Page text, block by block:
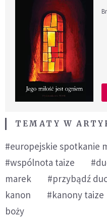
TEMATY W
#europejskie spotkanie
#wspólnota taize
marek
#przybądź
kanon
#kanony taize
boży